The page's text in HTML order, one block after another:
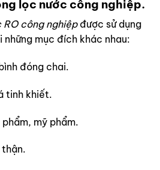
lọc nước công nghiệp.
công nghiệpđược sử dụng
những mục đích khác nhau:
đóng chai.
tinh khiết.
mỹ phẩm.
thận.